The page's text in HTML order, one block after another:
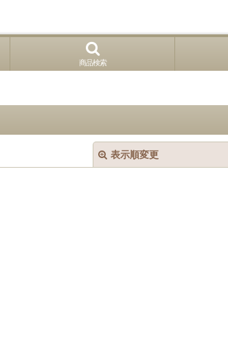
商品検索
表示順変更